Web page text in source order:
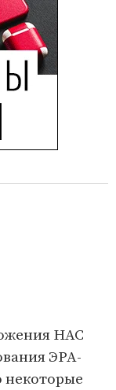
НАС
ЭРА-
некоторые